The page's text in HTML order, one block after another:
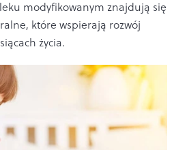
modyfikowanym znajdują się
które wspierają rozwój
życia.